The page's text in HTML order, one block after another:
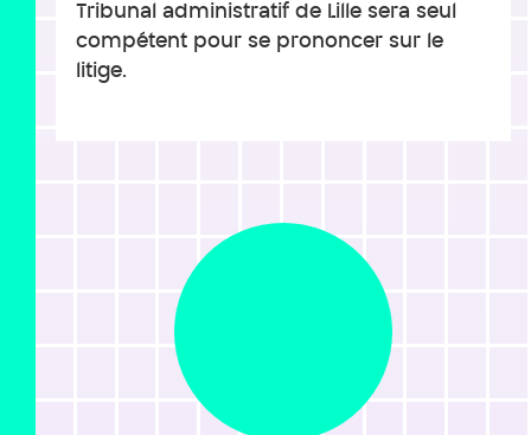
Tribunal administratif de Lille sera seul
compétent pour se prononcer sur le
litige.